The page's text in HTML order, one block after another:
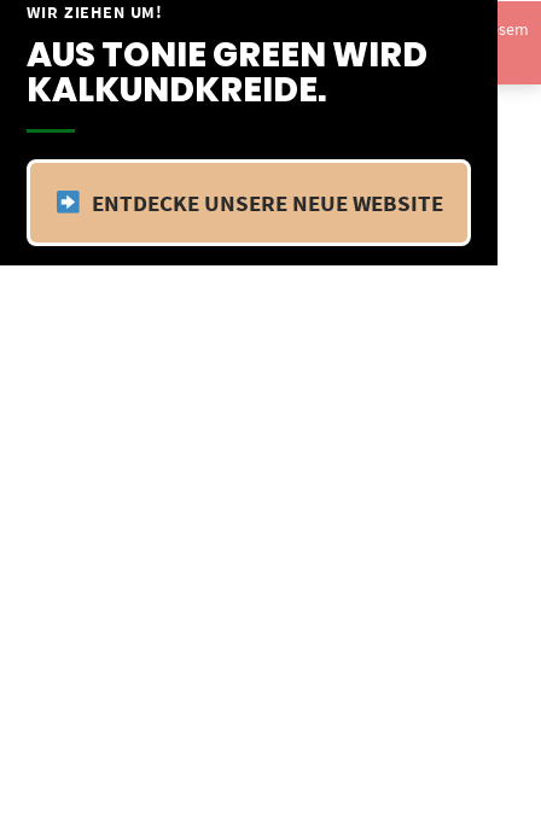
WIR ZIEHEN UM!
AUS TONIE GREEN WIRD
KALKUNDKREIDE.
ENTDECKE UNSERE NEUE WEBSITE
Springe
Inhalt
Vom 09.04.25 - 20.04.25 befinden wir uns im Betriebsurlaub. In diesem
Zeitraum findet kein Versand statt.Ausblenden